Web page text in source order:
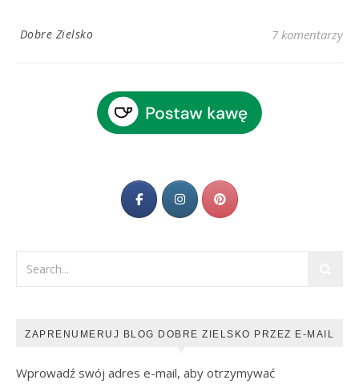
Dobre Zielsko 7 komentarzy
ZAPRENUMERUJ BLOG DOBRE ZIELSKO PRZEZ E-MAIL
Wprowadź swój adres e-mail, aby otrzymywać